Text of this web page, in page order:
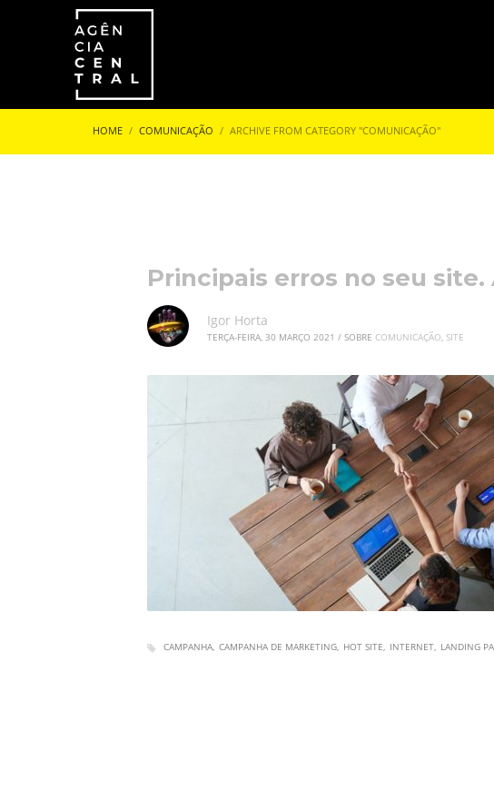
HOME COMUNICAÇÃO ARCHIVE FROM CATEGORY "COMUNICAÇÃO"
Principais erros no seu
Igor Horta
TERÇA-FEIRA, 30 MARÇO 2021 / SOBRE COMUNICAÇÃO, SITE
CAMPANHA CAMPANHA DE MARKETING HOT SITE INTERNET LANDING